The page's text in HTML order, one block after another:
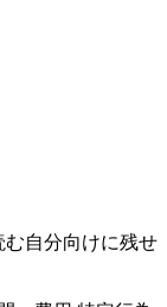
自分向けに残せ